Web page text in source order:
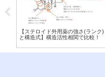
【ステロイド外用薬の強さ(ランク)
と構造式】構造活性相関で比較！